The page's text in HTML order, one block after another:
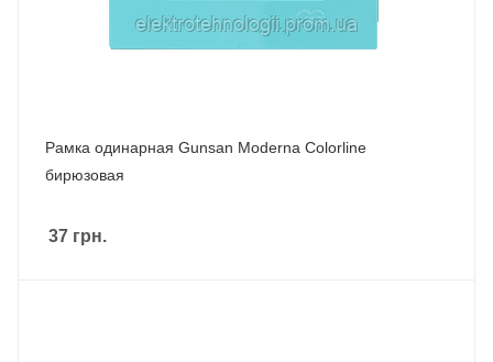
Рамка одинарная Gunsan Moderna Colorline
бирюзовая
37 грн.